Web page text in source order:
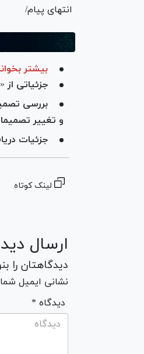
انتهای پیام/
بیشتر
جزئیاتی از
بررسی
و تغییر
جزئیات دریافت کارت
لینک کوتاه
ارسال
دیدگاهتان را
نشانی ایمیل
* دیدگاه